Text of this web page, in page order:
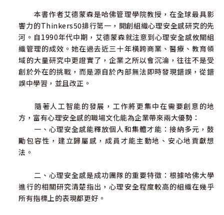
本書作者艾德蒙森是哈佛管理學院教授，在全球最具影
響力的Thinkers50排行第一，開創組織心理安全感研究的先
河。自1990年代中期，艾德蒙森就注意到心理安全感攸關組
織管理的成效。她在過去近三十年橫跨商業、醫療、教育領
域的大量研究中更證實了，企業之所以會沉淪，往往不是受
創於外在的挑戰，而是源自於內部無法即時發現錯誤，從錯
誤中學習，並且改正。
隨著人工智能的發展，工作將更集中在需要創意的地
方，富有心理安全感的職場文化能為企業帶來兩大優勢：
一、心理安全感能釋放個人和集體才能：接納多元，鼓
勵包容性，建立歸屬感，成員才能主動地、安心地貢獻想
法。
二、心理安全感是成功團隊的重要特徵：根據哈佛大學
進行的相關研究清楚指出，心理安全程度較高的組織在幾乎
所有指標上的表現都更好。